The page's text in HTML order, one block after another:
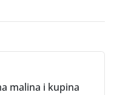
malina i kupina